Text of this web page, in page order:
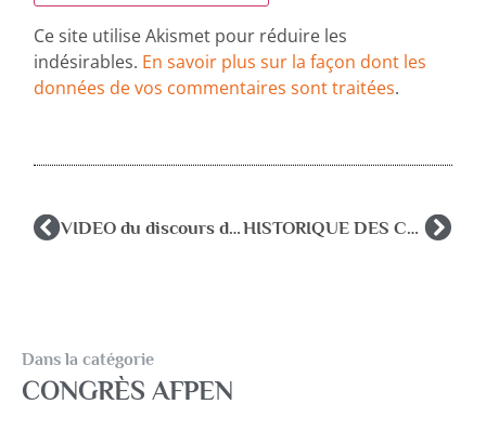
Ce site utilise Akismet pour réduire les
indésirables. En savoir plus sur la façon dont les
données de vos commentaires sont traitées.
VIDEO du discours de Madame la Ministre au congrès de l’AFPEN HISTORIQUE DES CONGRES NATIONAUX
Dans la catégorie
CONGRÈS AFPEN